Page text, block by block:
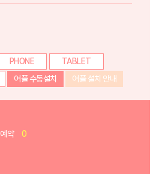
PHONE
TABLET
어플 수동설치 어플 설치 안내
예약 0